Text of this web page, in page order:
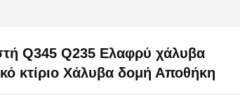
Q345 Q235 Ελαφρύ χάλυβα
κτίριο Χάλυβα δομή Αποθήκη